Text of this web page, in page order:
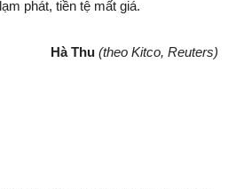
phát, tiền tệ mất giá.
Hà Thu (theo Kitco, Reuters)